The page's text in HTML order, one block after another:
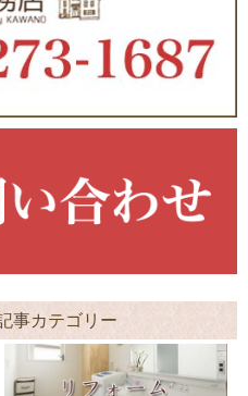
事カテゴリー